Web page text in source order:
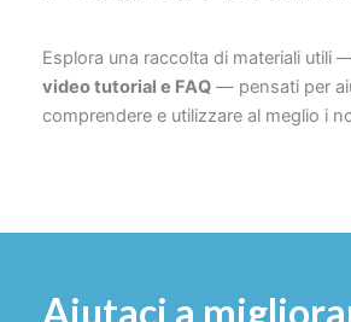
Esplora una raccolta di materiali utili
video tutorial e FAQ — pensati per
comprendere e utilizzare al meglio i
Aiutaci a